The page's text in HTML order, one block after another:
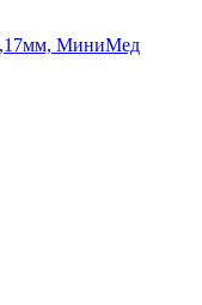
МиниМед